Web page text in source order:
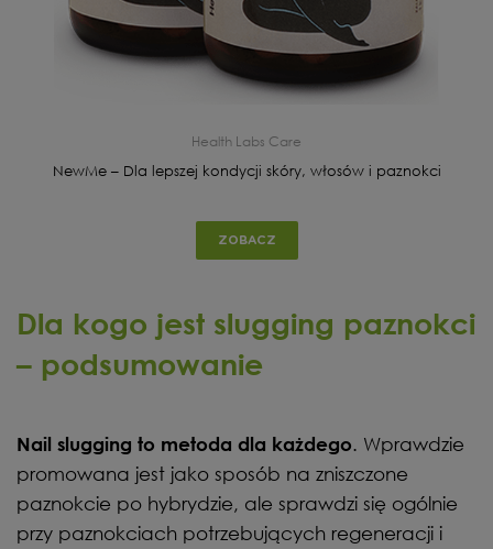
Health Labs Care
NewMe – Dla lepszej kondycji skóry, włosów i paznokci
ZOBACZ
Dla kogo jest slugging paznokci
– podsumowanie
Nail slugging to metoda dla każdego. Wprawdzie
promowana jest jako sposób na zniszczone
paznokcie po hybrydzie, ale sprawdzi się ogólnie
przy paznokciach potrzebujących regeneracji i